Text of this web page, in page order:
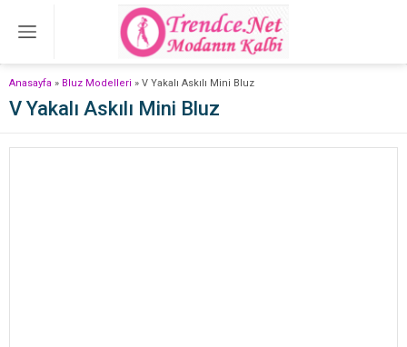
Anasayfa » Bluz Modelleri » V Yakalı Askılı Mini Bluz
V Yakalı Askılı Mini Bluz